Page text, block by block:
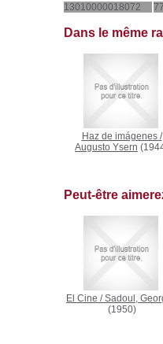
13010000018072
Dans le même
Haz de imágenes/
Augusto Ysern
Peut-être
El Cine /Sadoul,
(1950)